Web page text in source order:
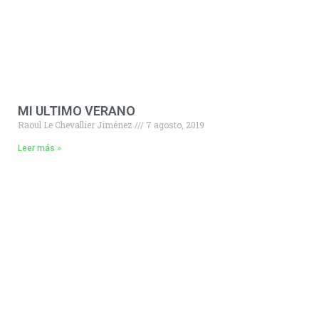
MI ULTIMO VERANO
Raoul Le Chevallier Jiménez 7 agosto, 2019
Leer más »